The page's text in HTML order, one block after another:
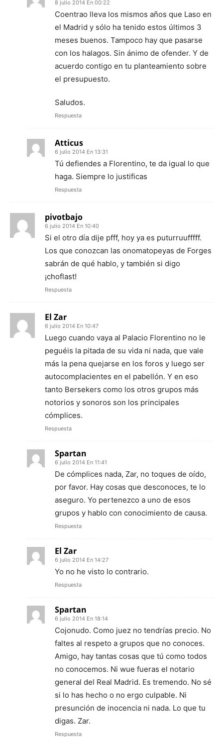
8 julio 2014 En 00:22
Coentrao lleva los mismos años que Laso en
el Madrid y sólo ha tenido estos últimos 3
meses buenos. Tampoco hay que pasarse
con los halagos. Sin ánimo de ofender. Y de
acuerdo contigo en tu planteamiento sobre
el presupuesto.
Saludos.
Respuesta
Atticus
6 julio 2014 En 13:31
Tú defiendes a Florentino, te da igual lo que
haga. Siempre lo justificas
Respuesta
pivotbajo
6 julio 2014 En 10:40
Si el otro día dije pfff, hoy ya es puturruufffff.
Los que conozcan las onomatopeyas de Forges
sabrán de qué hablo, y también si digo
¡choflast!
Respuesta
El Zar
6 julio 2014 En 10:47
Luego cuando vaya al Palacio Florentino no le
peguéis la pitada de su vida ni nada, que vale
más la pena quejarse en los foros y luego ser
autocomplacientes en el pabellón. Y en eso
tanto Bersekers como los otros grupos más
notorios y sonoros son los principales
cómplices.
Respuesta
Spartan
6 julio 2014 En 11:41
De cómplices nada, Zar, no toques de oído,
por favor. Hay cosas que desconoces, te lo
aseguro. Yo pertenezco a uno de esos
grupos y hablo con conocimiento de causa.
Respuesta
El Zar
6 julio 2014 En 14:27
Yo no he visto lo contrario.
Respuesta
Spartan
6 julio 2014 En 18:14
Cojonudo. Como juez no tendrías precio. No
faltes al respeto a grupos que no conoces.
Amigo, hay tantas cosas que tú como todos
no conocemos. Ni wue fueras el notario
general del Real Madrid. Es tremendo. No sé
si lo has hecho o no ergo culpable. Ni
presunción de inocencia ni nada. Lo que tu
digas. Zar.
Respuesta